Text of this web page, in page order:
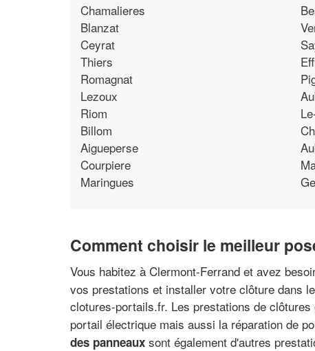
Chamalieres
Blanzat
Ceyrat
Thiers
Romagnat
Lezoux
Riom
Billom
Aigueperse
Courpiere
Maringues
Comment choisir le meilleur
Vous habitez à Clermont-Ferrand et avez
vos prestations et installer votre clôture dans
clotures-portails.fr. Les prestations de
portail électrique mais aussi la réparation de
des panneaux sont également d'autres